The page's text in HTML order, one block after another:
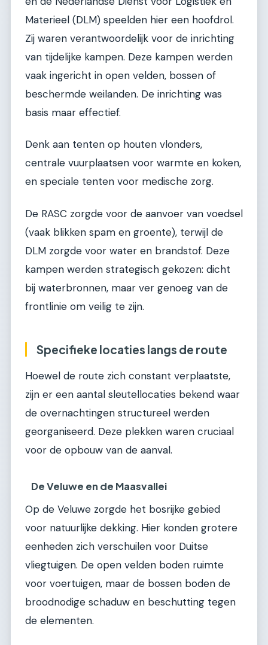
Materieel (DLM) speelden hier een hoofdrol.
Zij waren verantwoordelijk voor de inrichting
van tijdelijke kampen. Deze kampen werden
vaak ingericht in open velden, bossen of
beschermde weilanden. De inrichting was
basis maar effectief.
Denk aan tenten op houten vlonders,
centrale vuurplaatsen voor warmte en koken,
en speciale tenten voor medische zorg.
De RASC zorgde voor de aanvoer van voedsel
(vaak blikken spam en groente), terwijl de
DLM zorgde voor water en brandstof. Deze
kampen werden strategisch gekozen: dicht
bij waterbronnen, maar ver genoeg van de
frontlinie om veilig te zijn.
Specifieke locaties langs de route
Hoewel de route zich constant verplaatste,
zijn er een aantal sleutellocaties bekend waar
de overnachtingen structureel werden
georganiseerd. Deze plekken waren cruciaal
voor de opbouw van de aanval.
De Veluwe en de Maasvallei
Op de Veluwe zorgde het bosrijke gebied
voor natuurlijke dekking. Hier konden grotere
eenheden zich verschuilen voor Duitse
vliegtuigen. De open velden boden ruimte
voor voertuigen, maar de bossen boden de
broodnodige schaduw en beschutting tegen
de elementen.